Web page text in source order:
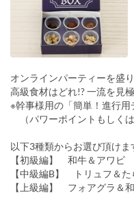
オンラインパーティーを盛
高級食材はどれ!? 一流を見
※幹事様用の「簡単！進行用
（パワーポイントもしくは
以下3種類からお選び頂けま
【初級編】 和牛＆アワビ
【中級編B】 トリュフ＆た
【上級編】 フォアグラ＆